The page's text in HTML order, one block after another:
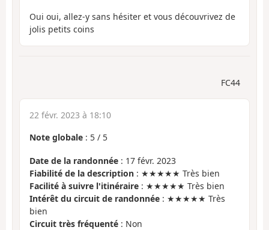
Oui oui, allez-y sans hésiter et vous découvrivez de
jolis petits coins
FC44
22 févr. 2023 à 18:10
Note globale : 5 / 5
Date de la randonnée : 17 févr. 2023
Fiabilité de la description : ★★★★★ Très bien
Facilité à suivre l'itinéraire : ★★★★★ Très bien
Intérêt du circuit de randonnée : ★★★★★ Très
bien
Circuit très fréquenté : Non